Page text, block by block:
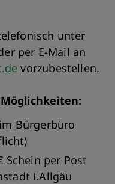
unter
per E-Mail an
vorzubestellen.
Bürgerbüro
per Post
i.Allgäu